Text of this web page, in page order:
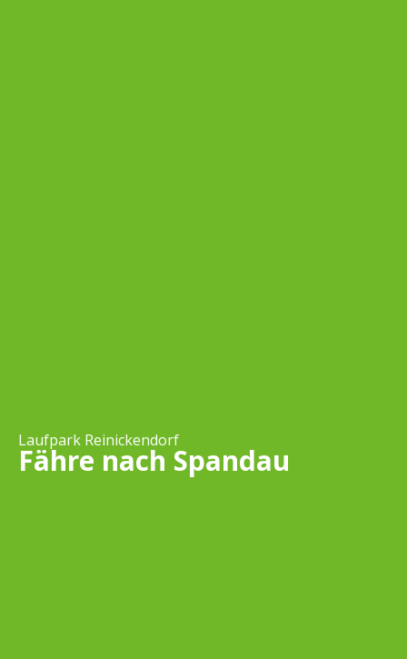
Laufpark Reinickendorf
Fähre nach Spandau